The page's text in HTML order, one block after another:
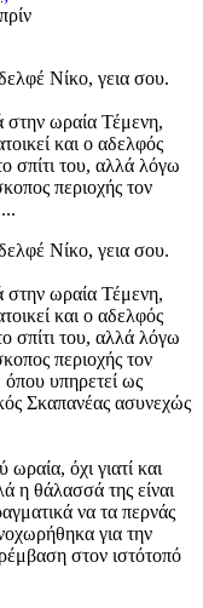
Νίκο, γεια σου.
στην ωραία Τέμενη,
και ο αδελφός
σπίτι του, αλλά λόγω
περιοχής τον
Νίκο, γεια σου.
στην ωραία Τέμενη,
και ο αδελφός
σπίτι του, αλλά λόγω
περιοχής τον
όπου υπηρετεί ως
Σκαπανέας ασυνεχώς
όχι γιατί και
η θάλασσά της είναι
να τα περνάς
για την
στον ιστότοπό